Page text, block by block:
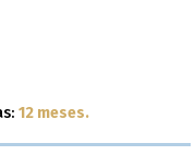
12 meses.